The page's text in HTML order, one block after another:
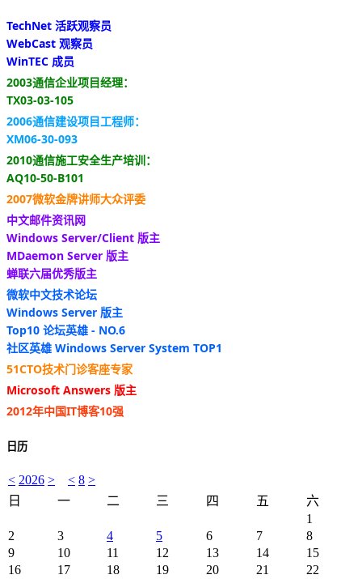
TechNet 活跃观察员
WebCast 观察员
WinTEC 成员
2003通信企业项目经理：
TX03-03-105
2006通信建设项目工程师：
XM06-30-093
2010通信施工安全生产培训：
AQ10-50-B101
2007微软金牌讲师大众评委
中文邮件资讯网
Windows Server/Client 版主
MDaemon Server 版主
蝉联六届优秀版主
微软中文技术论坛
Windows Server 版主
Top10 论坛英雄 - NO.6
社区英雄 Windows Server System TOP1
51CTO技术门诊客座专家
Microsoft Answers 版主
2012年中国IT博客10强
日历
< 2026 > < 8 >
日
一 二 三 四 五
六
1
2
3 4 5 6 7
8
9
10 11 12 13 14
15
16
17 18 19 20 21
22